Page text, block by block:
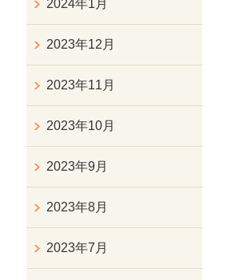
2024年1月
2023年12月
2023年11月
2023年10月
2023年9月
2023年8月
2023年7月